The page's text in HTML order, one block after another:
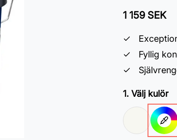
1 159 SEK
Fyllig
1. Välj kulör